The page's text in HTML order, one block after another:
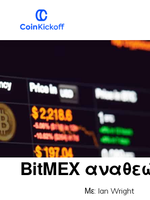
Μετάβαση
κύριοΈΝΑΡΞΗ
BitMEX
Με: Ian Wright